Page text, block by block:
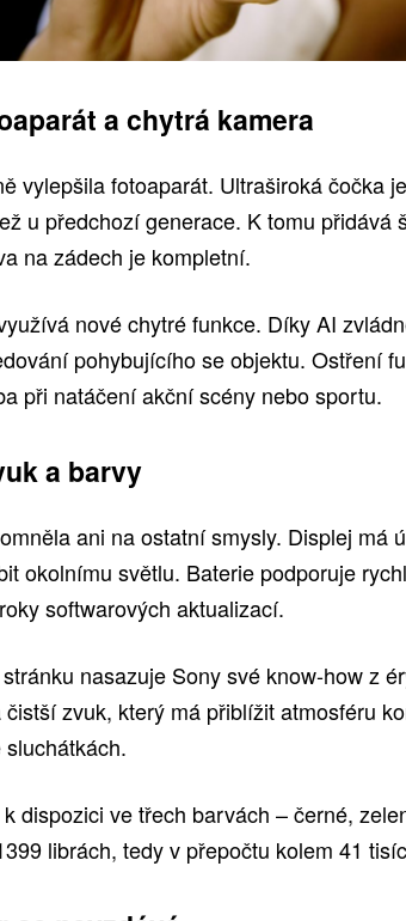
a chytrá kamera
vylepšila fotoaparát. Ultraširoká čočka
u předchozí generace. K tomu přidává
na zádech je kompletní.
nové chytré funkce. Díky AI
pohybujícího se objektu. Ostření
při natáčení akční scény nebo sportu.
a barvy
ani na ostatní smysly. Displej má
okolnímu světlu. Baterie podporuje
softwarových aktualizací.
nasazuje Sony své know-how z
zvuk, který má přiblížit atmosféru
dispozici ve třech barvách – černé,
librách, tedy v přepočtu kolem 41